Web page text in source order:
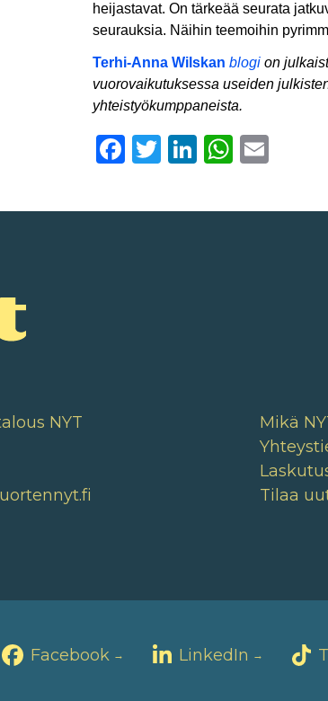
heijastavat. On tärkeää seurata
seurauksia. Näihin teemoihin
Terhi-Anna Wilskan blogi on
vuorovaikutuksessa useiden
yhteistyökumppaneista.
Facebook
Twitter
LinkedIn
NYT
Mikä
Tilaa
Facebook → LinkedIn →